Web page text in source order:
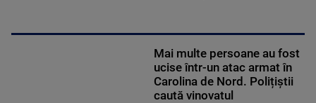
Mai multe persoane au fost
ucise într-un atac armat în
Carolina de Nord. Polițiștii
caută vinovatul